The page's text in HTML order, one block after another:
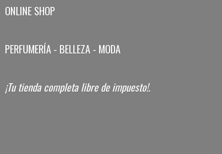
ONLINE SHOP
PERFUMERÍA - BELLEZA - MODA
¡Tu tienda completa librede impuesto!.